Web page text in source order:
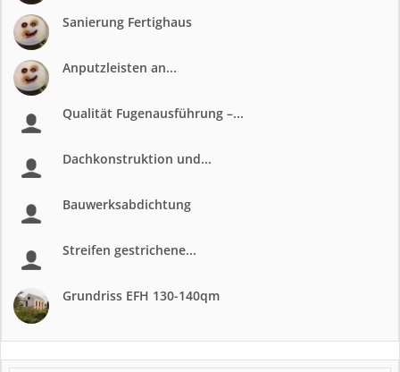
Sanierung Fertighaus
Anputzleisten an...
Qualität Fugenausführung –...
Dachkonstruktion und...
Bauwerksabdichtung
Streifen gestrichene...
Grundriss EFH 130-140qm